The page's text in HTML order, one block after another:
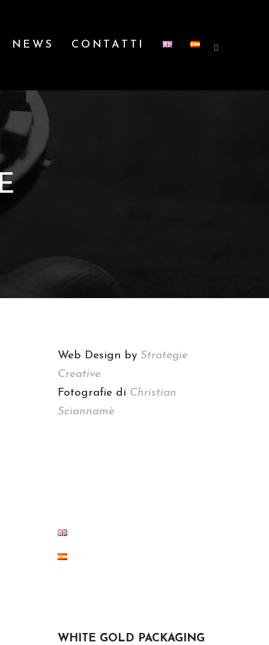
NEWS CONTATTI
Web Design by Strategie
Creative
Fotografie di Christian
Sciannamè
WHITE GOLD PACKAGING